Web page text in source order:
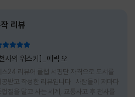
리뷰
사의 위스키]_에릭 오
스24 리뷰어 클럽 서평단 자격으로 도서를
공받고 작성한 리뷰입니다 사람들이 저마다
껍질을 달고 사는 세계, 교통사고 후 천사를